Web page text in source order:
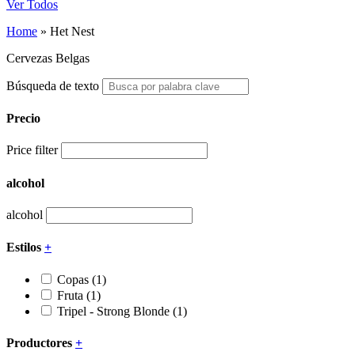
Ver Todos
Home » Het Nest
Cervezas Belgas
Búsqueda de texto
Precio
Price filter
alcohol
alcohol
Estilos +
Copas (1)
Fruta (1)
Tripel - Strong Blonde (1)
Productores +